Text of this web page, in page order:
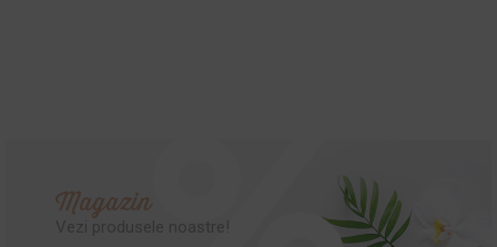
Magazin
Vezi produsele noastre!